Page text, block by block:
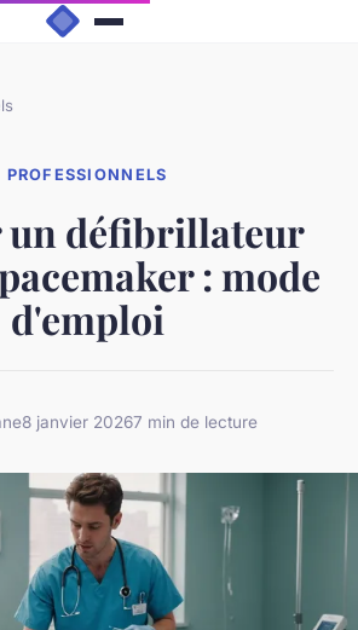
PROFESSIONNELS
défibrillateur
: mode
d'emploi
8 janvier 20267 min de lecture